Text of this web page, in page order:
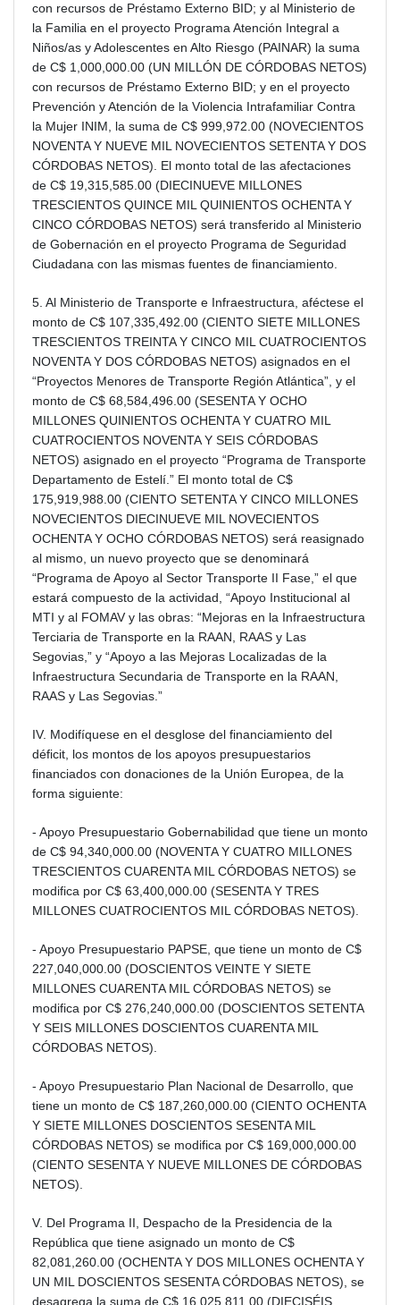
con recursos de Préstamo Externo BID; y al Ministerio de
la Familia en el proyecto Programa Atención Integral a
Niños/as y Adolescentes en Alto Riesgo (PAINAR) la suma
de C$ 1,000,000.00 (UN MILLÓN DE CÓRDOBAS NETOS)
con recursos de Préstamo Externo BID; y en el proyecto
Prevención y Atención de la Violencia Intrafamiliar Contra
la Mujer INIM, la suma de C$ 999,972.00 (NOVECIENTOS
NOVENTA Y NUEVE MIL NOVECIENTOS SETENTA Y DOS
CÓRDOBAS NETOS). El monto total de las afectaciones
de C$ 19,315,585.00 (DIECINUEVE MILLONES
TRESCIENTOS QUINCE MIL QUINIENTOS OCHENTA Y
CINCO CÓRDOBAS NETOS) será transferido al Ministerio
de Gobernación en el proyecto Programa de Seguridad
Ciudadana con las mismas fuentes de financiamiento.
5. Al Ministerio de Transporte e Infraestructura, aféctese el
monto de C$ 107,335,492.00 (CIENTO SIETE MILLONES
TRESCIENTOS TREINTA Y CINCO MIL CUATROCIENTOS
NOVENTA Y DOS CÓRDOBAS NETOS) asignados en el
“Proyectos Menores de Transporte Región Atlántica”, y el
monto de C$ 68,584,496.00 (SESENTA Y OCHO
MILLONES QUINIENTOS OCHENTA Y CUATRO MIL
CUATROCIENTOS NOVENTA Y SEIS CÓRDOBAS
NETOS) asignado en el proyecto “Programa de Transporte
Departamento de Estelí.” El monto total de C$
175,919,988.00 (CIENTO SETENTA Y CINCO MILLONES
NOVECIENTOS DIECINUEVE MIL NOVECIENTOS
OCHENTA Y OCHO CÓRDOBAS NETOS) será reasignado
al mismo, un nuevo proyecto que se denominará
“Programa de Apoyo al Sector Transporte II Fase,” el que
estará compuesto de la actividad, “Apoyo Institucional al
MTI y al FOMAV y las obras: “Mejoras en la Infraestructura
Terciaria de Transporte en la RAAN, RAAS y Las
Segovias,” y “Apoyo a las Mejoras Localizadas de la
Infraestructura Secundaria de Transporte en la RAAN,
RAAS y Las Segovias.”
IV. Modifíquese en el desglose del financiamiento del
déficit, los montos de los apoyos presupuestarios
financiados con donaciones de la Unión Europea, de la
forma siguiente:
- Apoyo Presupuestario Gobernabilidad que tiene un monto
de C$ 94,340,000.00 (NOVENTA Y CUATRO MILLONES
TRESCIENTOS CUARENTA MIL CÓRDOBAS NETOS) se
modifica por C$ 63,400,000.00 (SESENTA Y TRES
MILLONES CUATROCIENTOS MIL CÓRDOBAS NETOS).
- Apoyo Presupuestario PAPSE, que tiene un monto de C$
227,040,000.00 (DOSCIENTOS VEINTE Y SIETE
MILLONES CUARENTA MIL CÓRDOBAS NETOS) se
modifica por C$ 276,240,000.00 (DOSCIENTOS SETENTA
Y SEIS MILLONES DOSCIENTOS CUARENTA MIL
CÓRDOBAS NETOS).
- Apoyo Presupuestario Plan Nacional de Desarrollo, que
tiene un monto de C$ 187,260,000.00 (CIENTO OCHENTA
Y SIETE MILLONES DOSCIENTOS SESENTA MIL
CÓRDOBAS NETOS) se modifica por C$ 169,000,000.00
(CIENTO SESENTA Y NUEVE MILLONES DE CÓRDOBAS
NETOS).
V. Del Programa II, Despacho de la Presidencia de la
República que tiene asignado un monto de C$
82,081,260.00 (OCHENTA Y DOS MILLONES OCHENTA Y
UN MIL DOSCIENTOS SESENTA CÓRDOBAS NETOS), se
desagrega la suma de C$ 16,025,811.00 (DIECISÉIS